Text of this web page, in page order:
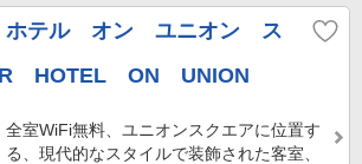
ホテル オン ユニオン ス
HOTEL ON UNION
全室WiFi無料、ユニオンスクエアに位置す
る、現代的なスタイルで装飾された客室、